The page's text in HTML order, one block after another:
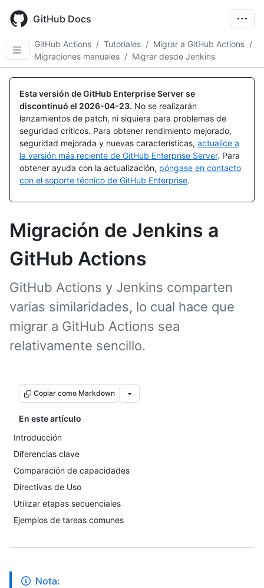
main
content
GitHub Docs
GitHub Actions / Tutoriales / Migrar a GitHub Actions /
Migraciones manuales / Migrar desde Jenkins
Esta versión de GitHub Enterprise Server se
discontinuó el 2026-04-23. No se realizarán
lanzamientos de patch, ni siquiera para problemas de
seguridad críticos. Para obtener rendimiento mejorado,
seguridad mejorada y nuevas características, actualice a
la versión más reciente de GitHub Enterprise Server. Para
obtener ayuda con la actualización, póngase en contacto
con el soporte técnico de GitHub Enterprise.
Migración de Jenkins a
GitHub Actions
GitHub Actions y Jenkins comparten
varias similaridades, lo cual hace que
migrar a GitHub Actions sea
relativamente sencillo.
Copiar como Markdown
En este artículo
Introducción
Diferencias clave
Comparación de capacidades
Directivas de Uso
Utilizar etapas secuenciales
Ejemplos de tareas comunes
Nota: